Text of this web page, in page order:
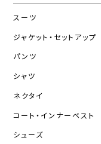
スーツ
ジャケット・セットアップ
パンツ
シャツ
ネクタイ
コート・インナーベスト
シューズ